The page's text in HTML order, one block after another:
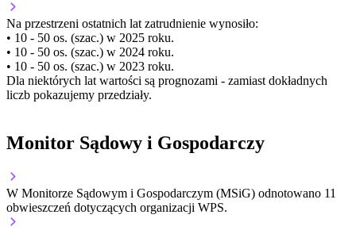
Na przestrzeni ostatnich lat zatrudnienie wynosiło:
• 10 - 50 os. (szac.) w 2025 roku.
• 10 - 50 os. (szac.) w 2024 roku.
• 10 - 50 os. (szac.) w 2023 roku.
Dla niektórych lat wartości są prognozami - zamiast dokładnych
liczb pokazujemy przedziały.
Monitor Sądowy i Gospodarczy
W Monitorze Sądowym i Gospodarczym (MSiG) odnotowano 11
obwieszczeń dotyczących organizacji WPS.